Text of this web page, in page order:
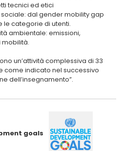
tecnici ed etici
dal gender mobility gap
le categorie di utenti.
ambientale: emissioni,
un’attività complessiva di 33
come indicato nel successivo
dell’insegnamento”.
goals